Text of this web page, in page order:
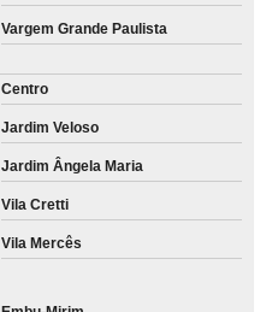
Vargem Grande Paulista
Centro
Jardim Veloso
Jardim Ângela Maria
Vila Cretti
Vila Mercês